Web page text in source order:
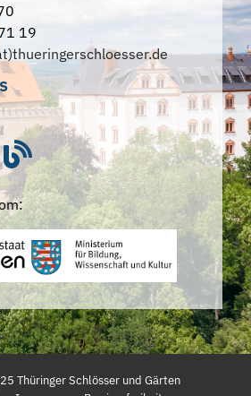
19
Thüringer Schlösser und Gärten